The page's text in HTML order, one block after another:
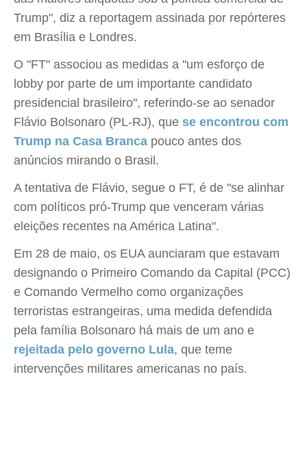
Trump", diz a reportagem assinada por repórteres
em Brasília e Londres.
O "FT" associou as medidas a "um esforço de
lobby por parte de um importante candidato
presidencial brasileiro", referindo-se ao senador
Flávio Bolsonaro (PL-RJ), que se encontrou com
Trump na Casa Branca pouco antes dos
anúncios mirando o Brasil.
A tentativa de Flávio, segue o FT, é de "se alinhar
com políticos pró-Trump que venceram várias
eleições recentes na América Latina".
Em 28 de maio, os EUA aunciaram que estavam
designando o Primeiro Comando da Capital (PCC)
e Comando Vermelho como organizações
terroristas estrangeiras, uma medida defendida
pela família Bolsonaro há mais de um ano e
rejeitada pelo governo Lula, que teme
intervenções militares americanas no país.